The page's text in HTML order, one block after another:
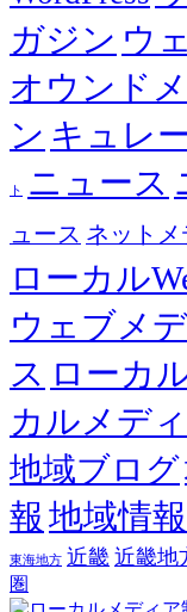
ガジン ウ
オウンド
ン キュレ
ト ニュース
ュース ネットメ
ローカル
ウェブメ
ス ローカ
カルメデ
地域ブログ
報 地域情
東海地方 近畿 近畿地
圏